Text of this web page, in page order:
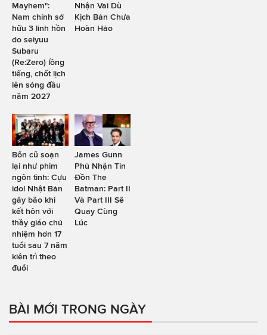
Mayhem":
Nam chính sở
hữu 3 linh hồn
do seiyuu
Subaru
(Re:Zero) lồng
tiếng, chốt lịch
lên sóng đầu
năm 2027
Nhận Vai Dù
Kịch Bản Chưa
Hoàn Hảo
Bổn cũ soạn
lại như phim
ngôn tình: Cựu
idol Nhật Bản
gây bão khi
kết hôn với
thầy giáo chủ
nhiệm hơn 17
tuổi sau 7 năm
kiên trì theo
đuổi
James Gunn
Phủ Nhận Tin
Đồn The
Batman: Part II
Và Part III Sẽ
Quay Cùng
Lúc
BÀI MỚI TRONG NGÀY